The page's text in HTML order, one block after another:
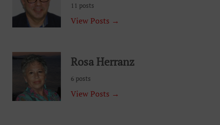
11 posts
View Posts →
Rosa Herranz
6 posts
View Posts →